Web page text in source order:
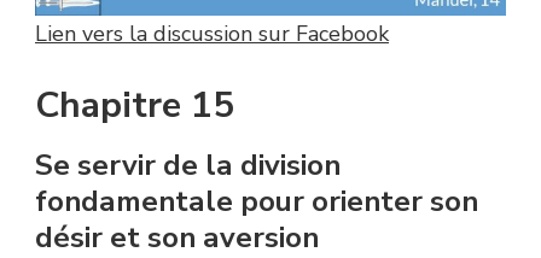
Lien vers la discussion sur Facebook
Chapitre 15
Se servir de la division
fondamentale pour orienter son
désir et son aversion